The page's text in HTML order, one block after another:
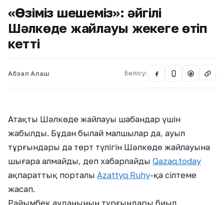
«Өзіміз шешеміз»: әйгілі
Шәлкөде жайлауы жекеге өтіп
кетті
Абзал Алаш Бөлісу: @
Атақты Шәлкөде жайлауы шабандар үшін
жабылды. Бұдан былай малшылар да, ауыл
тұрғындары да төрт түлігін Шәлкөде жайлауына
шығара алмайды, деп хабарлайды Qazaq.today
ақпараттық порталы Azattyq Ruhy-қа сілтеме
жасап.